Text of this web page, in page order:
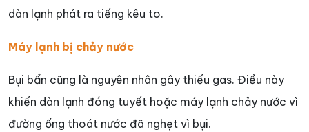
dàn lạnh phát ra tiếng kêu to.
Máy lạnh bị chảy nước
Bụi bẩn cũng là nguyên nhân gây thiếu gas. Điều này
khiến dàn lạnh đóng tuyết hoặc máy lạnh chảy nước vì
đường ống thoát nước đã nghẹt vì bụi.